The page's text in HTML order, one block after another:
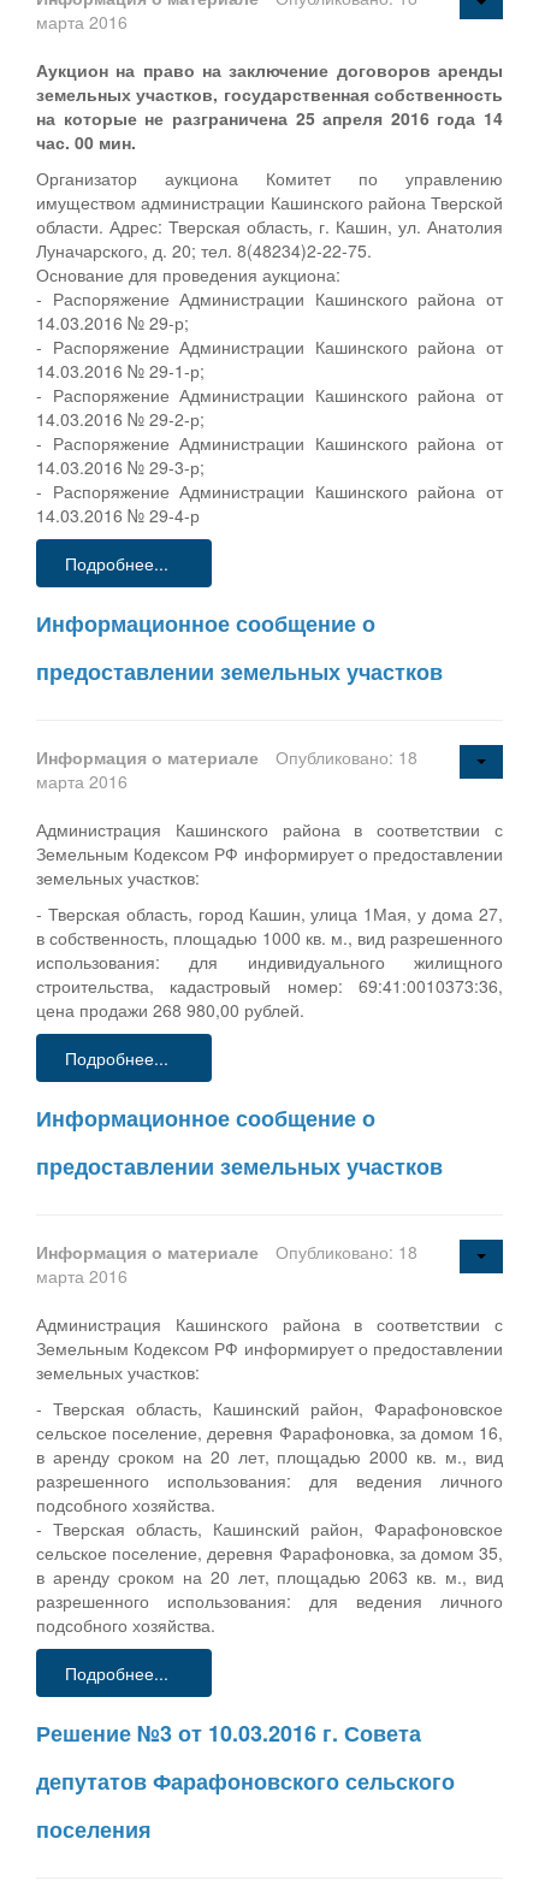
марта 2016
Аукцион на право на заключение договоров аренды
земельных участков, государственная собственность
на которые не разграничена 25 апреля 2016 года 14
час. 00 мин.
Организатор аукциона Комитет по управлению
имуществом администрации Кашинского района Тверской
области. Адрес: Тверская область, г. Кашин, ул. Анатолия
Луначарского, д. 20; тел. 8(48234)2-22-75.
Основание для проведения аукциона:
- Распоряжение Администрации Кашинского района от
14.03.2016 № 29-р;
- Распоряжение Администрации Кашинского района от
14.03.2016 № 29-1-р;
- Распоряжение Администрации Кашинского района от
14.03.2016 № 29-2-р;
- Распоряжение Администрации Кашинского района от
14.03.2016 № 29-3-р;
- Распоряжение Администрации Кашинского района от
14.03.2016 № 29-4-р
Подробнее...
Информационное сообщение о
предоставлении земельных участков
Информация о материале
Опубликовано: 18
марта 2016
Администрация Кашинского района в соответствии с
Земельным Кодексом РФ информирует о предоставлении
земельных участков:
- Тверская область, город Кашин, улица 1Мая, у дома 27,
в собственность, площадью 1000 кв. м., вид разрешенного
использования: для индивидуального жилищного
строительства, кадастровый номер: 69:41:0010373:36,
цена продажи 268 980,00 рублей.
Подробнее...
Информационное сообщение о
предоставлении земельных участков
Информация о материале
Опубликовано: 18
марта 2016
Администрация Кашинского района в соответствии с
Земельным Кодексом РФ информирует о предоставлении
земельных участков:
- Тверская область, Кашинский район, Фарафоновское
сельское поселение, деревня Фарафоновка, за домом 16,
в аренду сроком на 20 лет, площадью 2000 кв. м., вид
разрешенного использования: для ведения личного
подсобного хозяйства.
- Тверская область, Кашинский район, Фарафоновское
сельское поселение, деревня Фарафоновка, за домом 35,
в аренду сроком на 20 лет, площадью 2063 кв. м., вид
разрешенного использования: для ведения личного
подсобного хозяйства.
Подробнее...
Решение №3 от 10.03.2016 г. Совета
депутатов Фарафоновского сельского
поселения